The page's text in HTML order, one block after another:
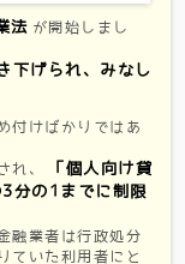
法 が開始しまし
下げられ、みなし
付けばかりではあ
れ、
「個人向け貸
分の1までに制限
融業者は行政処分
ていた利用者にと